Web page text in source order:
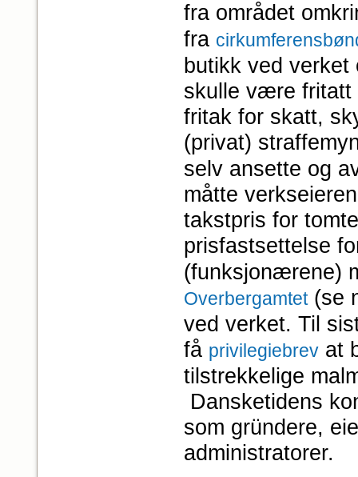
fra området
fra
butikk ved
skulle være fritatt
fritak for skatt,
(privat)
selv ansette og
måtte
takstpris for
prisfastsettelse
(funksjonærene)
Overbergamtet(se
ved verket. Til
få pri­vilegiebrev at
tilstrekkelige
Dansketidens
som gründere,
administratorer.